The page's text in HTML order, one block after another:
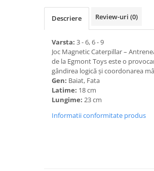
Descriere Review-uri (0)
Varsta: 3 - 6, 6 - 9
Joc Magnetic Caterpillar –
de la Egmont Toys este o
gândirea logică și coordonarea
Gen: Baiat, Fata
Latime: 18 cm
Lungime: 23 cm
Informatii conformitate produs